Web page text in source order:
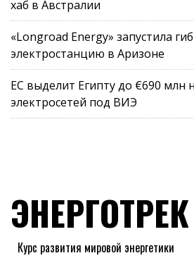
хаб в Австралии
«Longroad Energy» запустила
электростанцию в Аризоне
ЕС выделит Египту до €690
электросетей под ВИЭ
ЭНЕРГОТРЕК
Курс развития мировой энергетики